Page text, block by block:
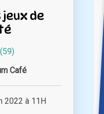
de
Café
2022 à 11H